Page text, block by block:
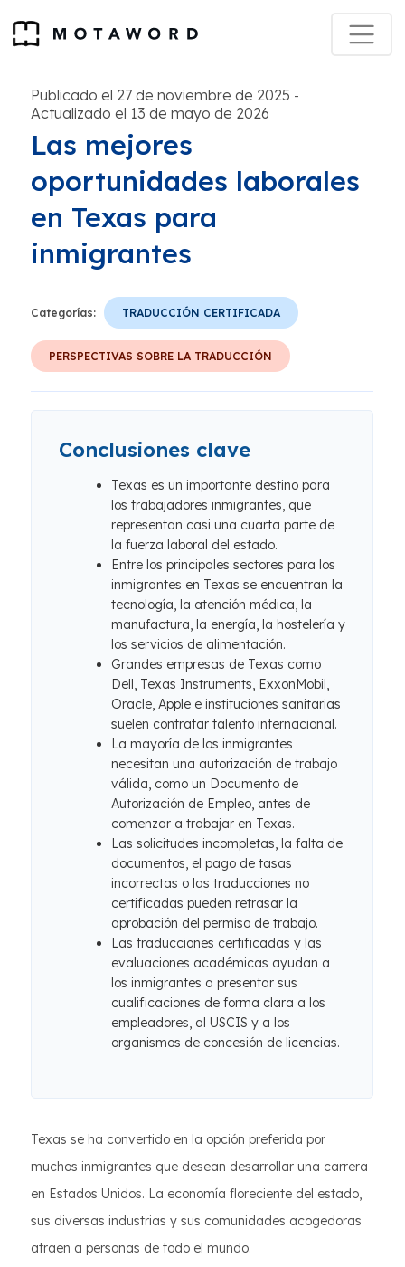
Publicado el 27 de noviembre de 2025 -
Actualizado el 13 de mayo de 2026
Las mejores
oportunidades laborales
en Texas para
inmigrantes
Categorías: TRADUCCIÓN CERTIFICADA
PERSPECTIVAS SOBRE LA TRADUCCIÓN
Conclusiones clave
Texas es un importante destino para
los trabajadores inmigrantes, que
representan casi una cuarta parte de
la fuerza laboral del estado.
Entre los principales sectores para los
inmigrantes en Texas se encuentran la
tecnología, la atención médica, la
manufactura, la energía, la hostelería y
los servicios de alimentación.
Grandes empresas de Texas como
Dell, Texas Instruments, ExxonMobil,
Oracle, Apple e instituciones sanitarias
suelen contratar talento internacional.
La mayoría de los inmigrantes
necesitan una autorización de trabajo
válida, como un Documento de
Autorización de Empleo, antes de
comenzar a trabajar en Texas.
Las solicitudes incompletas, la falta de
documentos, el pago de tasas
incorrectas o las traducciones no
certificadas pueden retrasar la
aprobación del permiso de trabajo.
Las traducciones certificadas y las
evaluaciones académicas ayudan a
los inmigrantes a presentar sus
cualificaciones de forma clara a los
empleadores, al USCIS y a los
organismos de concesión de licencias.
Texas se ha convertido en la opción preferida por
muchos inmigrantes que desean desarrollar una carrera
en Estados Unidos. La economía floreciente del estado,
sus diversas industrias y sus comunidades acogedoras
atraen a personas de todo el mundo.